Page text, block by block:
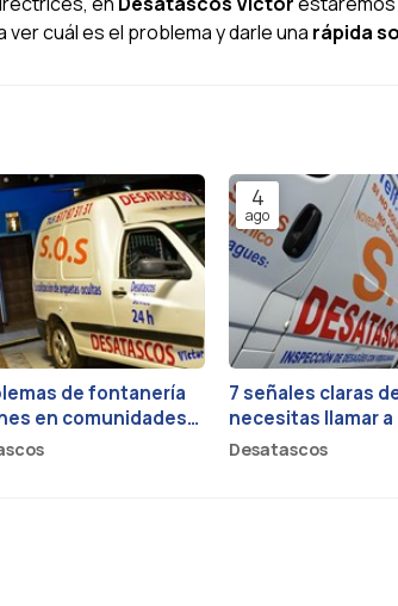
cuál es el problema y darle una rápida
de fontanería
en comunidades
y cómo
4
ago
7 señales claras
necesitas llamar a
fontanero urgente
Desatascos